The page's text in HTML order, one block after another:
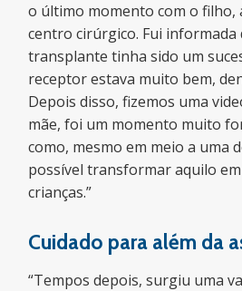
o último momento com o filho,
centro cirúrgico. Fui informada
transplante tinha sido um
receptor estava muito bem,
Depois disso, fizemos uma
mãe, foi um momento muito
como, mesmo em meio a uma
possível transformar aquilo
crianças.”
Cuidado para além da
“Tempos depois, surgiu uma